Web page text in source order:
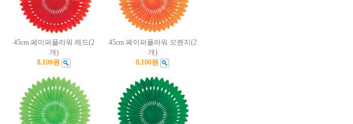
45cm 페이퍼플라워 레드(2
개)
8,100원
45cm 페이퍼플라워 오렌지(2
개)
8,100원